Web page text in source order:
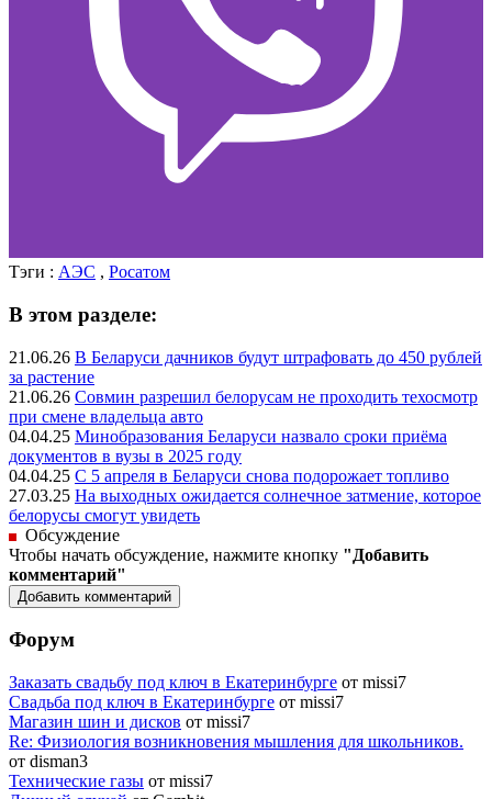
Тэги : АЭС , Росатом
В этом разделе:
21.06.26 В Беларуси дачников будут штрафовать до 450 рублей
за растение
21.06.26 Совмин разрешил белорусам не проходить техосмотр
при смене владельца авто
04.04.25 Минобразования Беларуси назвало сроки приёма
документов в вузы в 2025 году
04.04.25 С 5 апреля в Беларуси снова подорожает топливо
27.03.25 На выходных ожидается солнечное затмение, которое
белорусы смогут увидеть
Обсуждение
Чтобы начать обсуждение, нажмите кнопку "Добавить
комментарий"
Форум
Заказать свадьбу под ключ в Екатеринбурге от missi7
Cвадьба под ключ в Екатеринбурге от missi7
Магазин шин и дисков от missi7
Re: Физиология возникновения мышления для школьников.
от disman3
Технические газы от missi7